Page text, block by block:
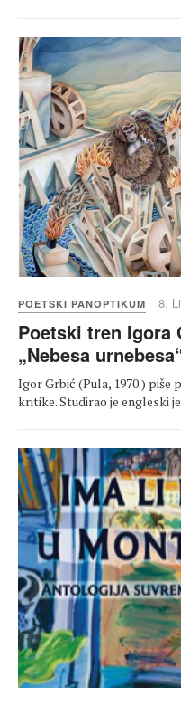
POETSKI PANOPTIKUM 8.
Poetski tren Igora
„Nebesa
Igor Grbić (Pula, 1970.) piše
kritike. Studirao je engleski